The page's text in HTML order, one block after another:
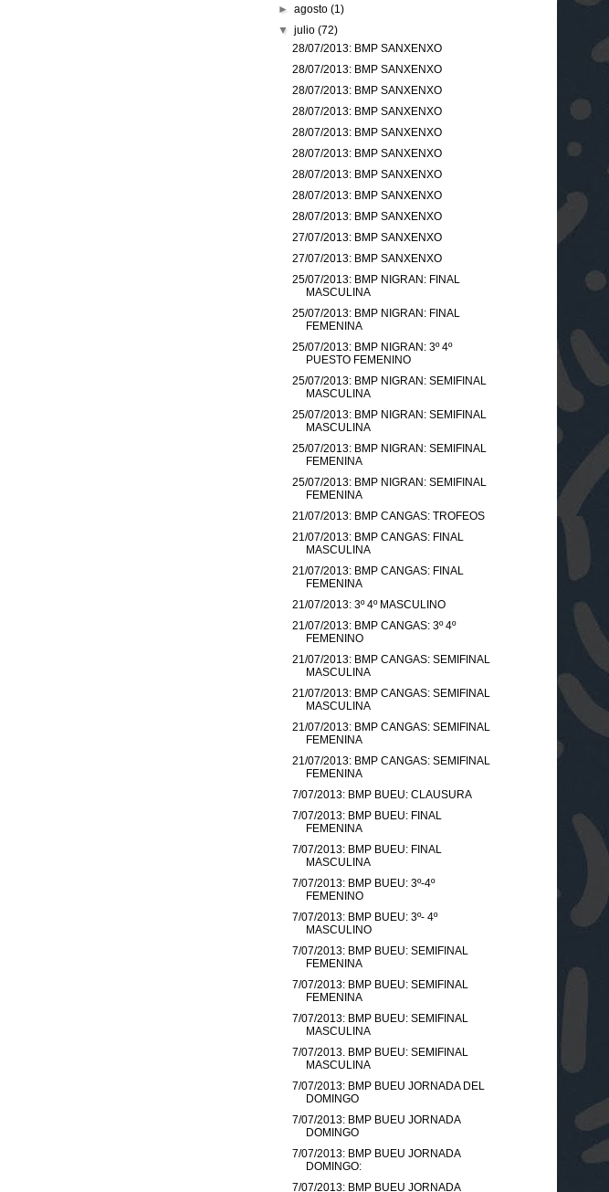
►agosto(1)
▼julio(72)
28/07/2013: BMP SANXENXO
28/07/2013: BMP SANXENXO
28/07/2013: BMP SANXENXO
28/07/2013: BMP SANXENXO
28/07/2013: BMP SANXENXO
28/07/2013: BMP SANXENXO
28/07/2013: BMP SANXENXO
28/07/2013: BMP SANXENXO
28/07/2013: BMP SANXENXO
27/07/2013: BMP SANXENXO
27/07/2013: BMP SANXENXO
25/07/2013: BMP NIGRAN: FINAL
MASCULINA
25/07/2013: BMP NIGRAN: FINAL
FEMENINA
25/07/2013: BMP NIGRAN: 3º 4º
PUESTO FEMENINO
25/07/2013: BMP NIGRAN: SEMIFINAL
MASCULINA
25/07/2013: BMP NIGRAN: SEMIFINAL
MASCULINA
25/07/2013: BMP NIGRAN: SEMIFINAL
FEMENINA
25/07/2013: BMP NIGRAN: SEMIFINAL
FEMENINA
21/07/2013: BMP CANGAS: TROFEOS
21/07/2013: BMP CANGAS: FINAL
MASCULINA
21/07/2013: BMP CANGAS: FINAL
FEMENINA
21/07/2013: 3º 4º MASCULINO
21/07/2013: BMP CANGAS: 3º 4º
FEMENINO
21/07/2013: BMP CANGAS: SEMIFINAL
MASCULINA
21/07/2013: BMP CANGAS: SEMIFINAL
MASCULINA
21/07/2013: BMP CANGAS: SEMIFINAL
FEMENINA
21/07/2013: BMP CANGAS: SEMIFINAL
FEMENINA
7/07/2013: BMP BUEU: CLAUSURA
7/07/2013: BMP BUEU: FINAL
FEMENINA
7/07/2013: BMP BUEU: FINAL
MASCULINA
7/07/2013: BMP BUEU: 3º-4º
FEMENINO
7/07/2013: BMP BUEU: 3º- 4º
MASCULINO
7/07/2013: BMP BUEU: SEMIFINAL
FEMENINA
7/07/2013: BMP BUEU: SEMIFINAL
FEMENINA
7/07/2013: BMP BUEU: SEMIFINAL
MASCULINA
7/07/2013. BMP BUEU: SEMIFINAL
MASCULINA
7/07/2013: BMP BUEU JORNADA DEL
DOMINGO
7/07/2013: BMP BUEU JORNADA
DOMINGO
7/07/2013: BMP BUEU JORNADA
DOMINGO:
7/07/2013: BMP BUEU JORNADA